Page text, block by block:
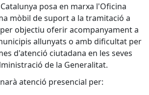
posa en marxa l'Oficina
mòbil de suport a la tramitació a
objectiu oferir acompanyament a
allunyats o amb dificultat per
d'atenció ciutadana en les seves
de la Generalitat.
atenció presencial per: